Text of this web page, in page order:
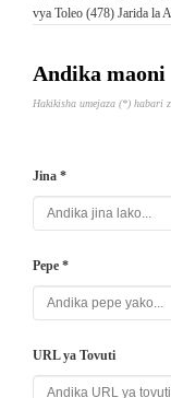
vya Toleo (478) Jarida la
Andika maoni
Hakikisha umejaza (*)
Jina *
Pepe *
URL ya Tovuti